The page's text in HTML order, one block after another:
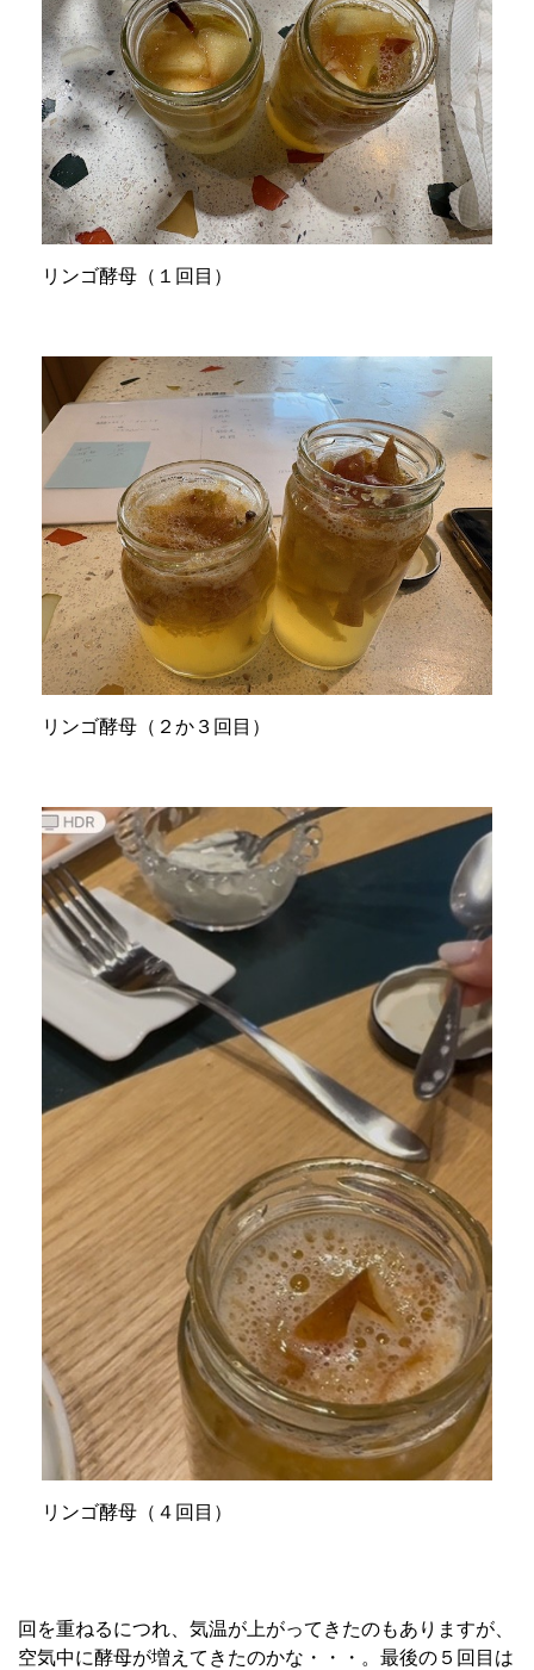
リンゴ酵母（１回目）
リンゴ酵母（２か３回目）
リンゴ酵母（４回目）
回を重ねるにつれ、気温が上がってきたのもありますが、
空気中に酵母が増えてきたのかな・・・。最後の５回目は